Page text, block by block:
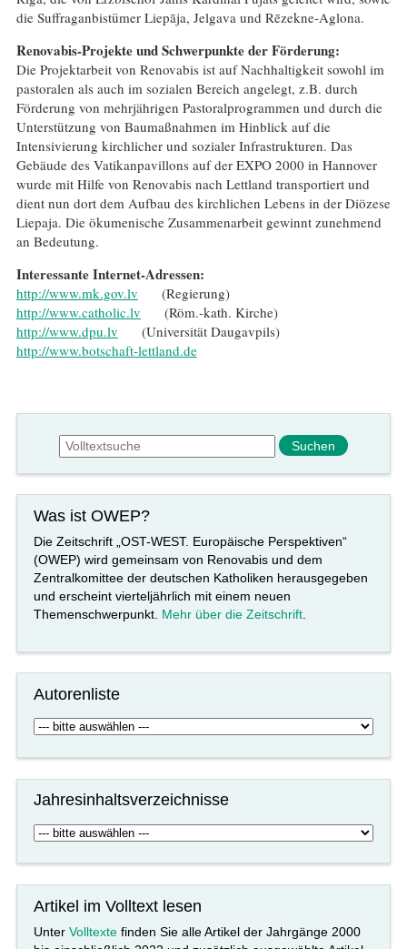
die Suffraganbistümer Liepāja, Jelgava und Rēzekne-Aglona.
Renovabis-Projekte und Schwerpunkte der Förderung:
Die Projektarbeit von Renovabis ist auf Nachhaltigkeit sowohl im
pastoralen als auch im sozialen Bereich angelegt, z.B. durch
Förderung von mehrjährigen Pastoralprogrammen und durch die
Unterstützung von Baumaßnahmen im Hinblick auf die
Intensivierung kirchlicher und sozialer Infrastrukturen. Das
Gebäude des Vatikanpavillons auf der EXPO 2000 in Hannover
wurde mit Hilfe von Renovabis nach Lettland transportiert und
dient nun dort dem Aufbau des kirchlichen Lebens in der Diözese
Liepaja. Die ökumenische Zusammenarbeit gewinnt zunehmend
an Bedeutung.
Interessante Internet-Adressen:
http://www.mk.gov.lv
(Regierung)
http://www.catholic.lv
(Röm.-kath. Kirche)
http://www.dpu.lv
(Universität Daugavpils)
http://www.botschaft-lettland.de
Suchformular
Suche
Was ist OWEP?
Die Zeitschrift „OST-WEST. Europäische Perspektiven“
(OWEP) wird gemeinsam von Renovabis und dem
Zentralkomittee der deutschen Katholiken herausgegeben
und erscheint vierteljährlich mit einem neuen
Themenschwerpunkt. Mehr über die Zeitschrift
Autorenliste
Jahresinhaltsverzeichnisse
Artikel im Volltext lesen
UnterVolltexte finden Sie alle Artikel der Jahrgänge 2000